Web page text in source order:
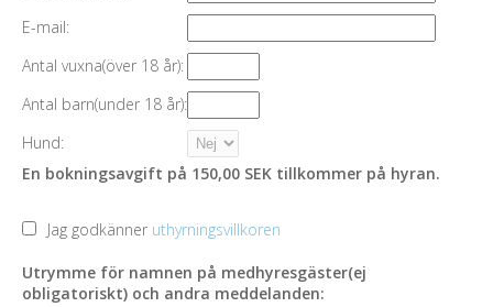
E-mail:
Antal vuxna(över 18 år):
Antal barn(under 18 år):
Hund:
En bokningsavgift på 150,00 SEK tillkommer på hyran.
Jag godkänner uthyrningsvillkoren
Utrymme för namnen på medhyresgäster(ej
obligatoriskt) och andra meddelanden: